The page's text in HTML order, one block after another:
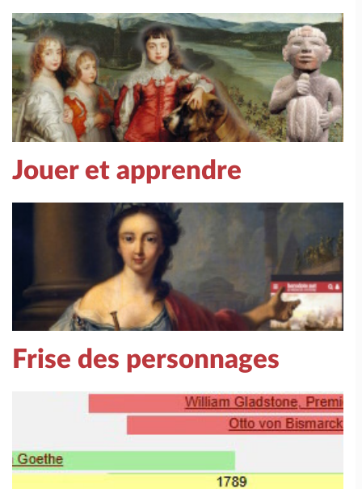
Jouer et apprendre
Frise des personnages